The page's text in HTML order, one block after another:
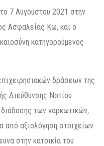
7 Αυγούστου 2021 στην
Ασφαλείας Κω, και ο
κατηγορούμενος
δράσεων της
Διεύθυνσης Νοτίου
των ναρκωτικών,
από αξιολόγηση στοιχείων
στην κατοικία του